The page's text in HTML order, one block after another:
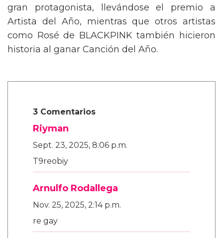
gran protagonista, llevándose el premio a
Artista del Año, mientras que otros artistas
como Rosé de BLACKPINK también hicieron
historia al ganar Canción del Año.
3 Comentarios
Riyman
Sept. 23, 2025, 8:06 p.m.
T9reobiy
Arnulfo Rodallega
Nov. 25, 2025, 2:14 p.m.
re gay